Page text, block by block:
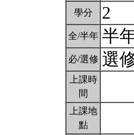
學分 2
全/半年 半
必/選修 選
上課時
間
上課地
點